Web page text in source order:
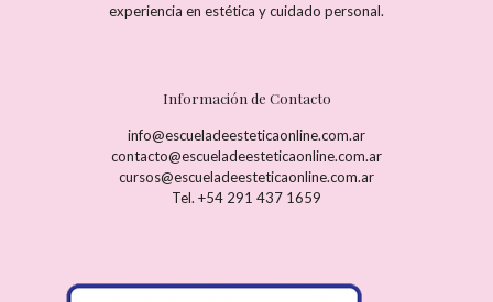
experiencia en estética y cuidado personal.
Información de Contacto
info@escueladeesteticaonline.com.ar
contacto@escueladeesteticaonline.com.ar
cursos@escueladeesteticaonline.com.ar
Tel. +54 291 437 1659